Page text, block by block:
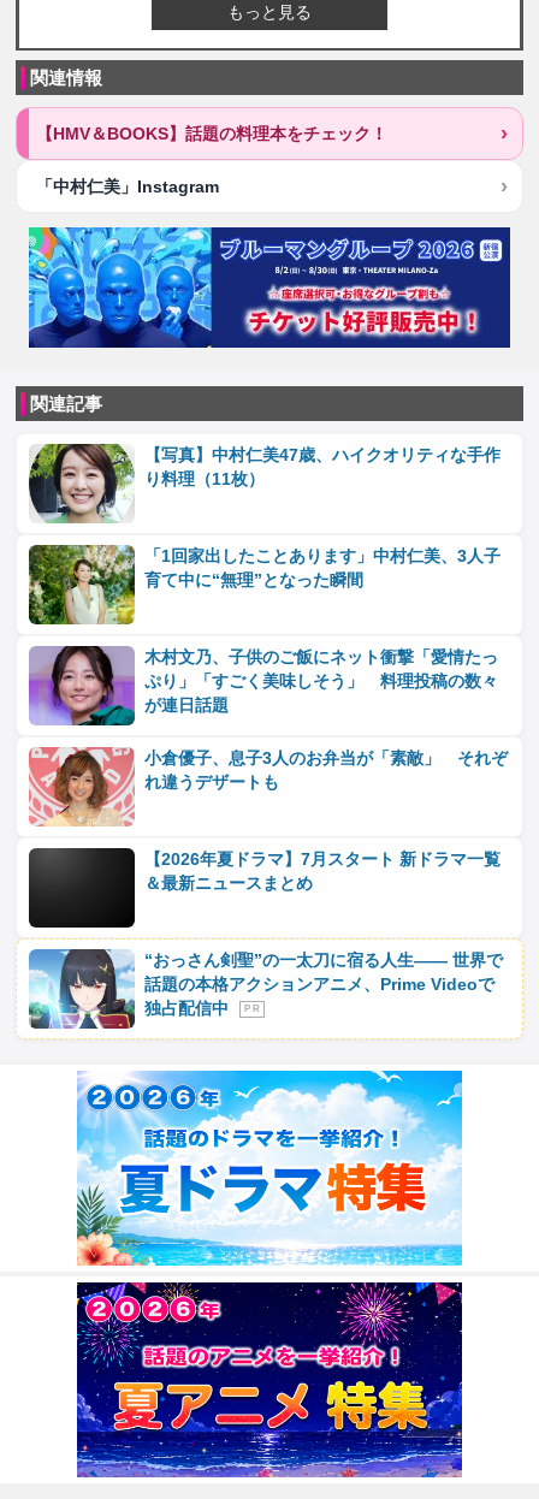
もっと見る
関連情報
【HMV＆BOOKS】話題の料理本をチェック！
「中村仁美」Instagram
関連記事
【写真】中村仁美47歳、ハイクオリティな手作
り料理（11枚）
「1回家出したことあります」中村仁美、3人子
育て中に“無理”となった瞬間
木村文乃、子供のご飯にネット衝撃「愛情たっ
ぷり」「すごく美味しそう」 料理投稿の数々
が連日話題
小倉優子、息子3人のお弁当が「素敵」 それぞ
れ違うデザートも
【2026年夏ドラマ】7月スタート 新ドラマ一覧
＆最新ニュースまとめ
“おっさん剣聖”の一太刀に宿る人生―― 世界で
話題の本格アクションアニメ、Prime Videoで
独占配信中
P R